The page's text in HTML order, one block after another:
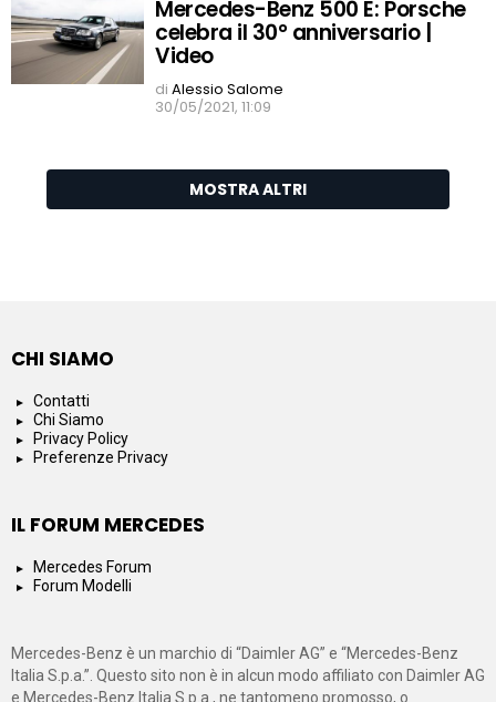
Mercedes-Benz 500 E: Porsche
celebra il 30° anniversario |
Video
di Alessio Salome
30/05/2021, 11:09
MOSTRA ALTRI
CHI SIAMO
Contatti
Chi Siamo
Privacy Policy
Preferenze Privacy
IL FORUM MERCEDES
Mercedes Forum
Forum Modelli
Mercedes-Benz è un marchio di “Daimler AG” e “Mercedes-Benz
Italia S.p.a.”. Questo sito non è in alcun modo affiliato con Daimler AG
e Mercedes-Benz Italia S.p.a., ne tantomeno promosso, o